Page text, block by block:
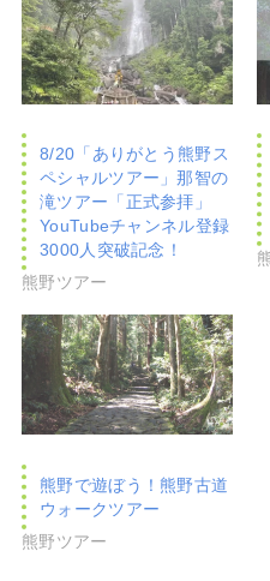
8/20「ありがとう熊野ス
ペシャルツアー」那智の
滝ツアー「正式参拝」
YouTubeチャンネル登録
3000人突破記念！
熊野ツアー
熊野で遊ぼう！熊野古道
ウォークツアー
熊野ツアー